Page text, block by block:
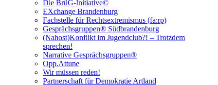
Die BrüG-Initiative©
EXchange Brandenburg
Fachstelle für Rechtsextremismus (fa:rp)
Gesprächsgruppen® Südbrandenburg
(Nahost)Konflikt im Jugendclub?! – Trotzdem
sprechen!
Narrative Gesprächsgruppen®
Opp.Attune
Wir müssen reden!
Partnerschaft für Demokratie Artland